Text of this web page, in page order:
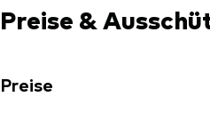
Preise &
Preise